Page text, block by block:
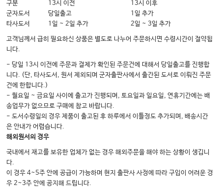
구분 13시 이전
13시 이후
군자도서
당일출고
1일 추가
타사도서
1일 ~ 2일 추가 2일 ~ 3일 추가
고객님께서 급히 필요하신 상품은 별도로 나누어 주문하시면 수령시간이 절약됩
니다.
- 당일 13시 이전에 주문과 결제가 확인된 주문건에 대해서 당일출고를 진행합
니다. (단, 타사도서, 원서 제외되며 군자출판사에서 출간된 도서로 이뤄진 주문
건에 한합니다.)
- 월요일 ~ 금요일 사이에 출고가 진행되며, 토요일과 일요일, 연휴기간에는 배
송업무가 없으므로 구매에 참고 바랍니다.
- 도서수령일의 경우 제품이 출고된 후 하루에서 이틀정도 추가되며, 배송시간
은 안내가 어렵습니다.
해외원서의 경우
국내에서 재고를 보유한 업체가 없는 경우 해외주문을 해야 하는 상황이 생깁니
다.
이 경우 4~5주 안에 공급이 가능하며 현지 출판사 사정에 따라 구입이 어려운 경
우 2~3주 안에 공지해 드립니다.